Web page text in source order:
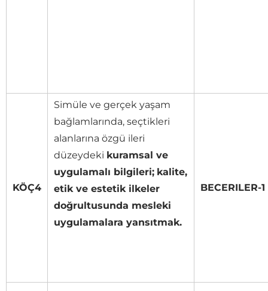
KÖÇ4
Simüle ve gerçek yaşam
bağlamlarında, seçtikleri
alanlarına özgü ileri
düzeydeki kuramsal ve
uygulamalı bilgileri; kalite,
etik ve estetik ilkeler
doğrultusunda mesleki
uygulamalara yansıtmak.
BECERILER-1